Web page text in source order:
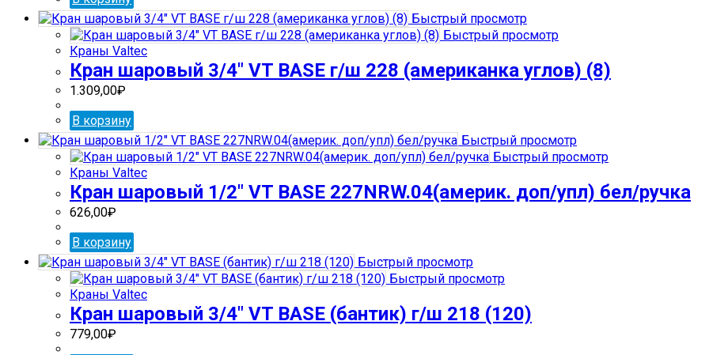
Быстрый просмотр
Быстрый просмотр
Краны Valtec
Кран шаровый 3/4″ VT BASE г/ш 228 (американка углов) (8)
1.309,00₽
В корзину
Быстрый просмотр
Быстрый просмотр
Краны Valtec
Кран шаровый 1/2″ VT BASE 227NRW.04(америк. доп/упл) бел/ручка
626,00₽
В корзину
Быстрый просмотр
Быстрый просмотр
Краны Valtec
Кран шаровый 3/4″ VT BASE (бантик) г/ш 218 (120)
779,00₽